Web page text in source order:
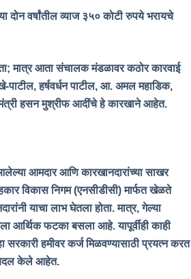
दोन वर्षांतील व्याज ३५० कोटी रुपये भरायचे
मात्र आता संचालक मंडळावर कठोर कारवाई
पाटील, हर्षवर्धन पाटील, आ. अमल महाडिक,
हसन मुश्रीफ आदींचे हे कारखाने आहेत.
आमदार आणि कारखानदारांच्या साखर
विकास निगम (एनसीडीसी) मार्फत खेळते
याचा लाभ घेतला होता. मात्र, गेल्या
आर्थिक फटका बसला आहे. यापूर्वीही काही
हमीवर कर्ज मिळवण्यासाठी प्रयत्न करत
बदल केले आहेत.